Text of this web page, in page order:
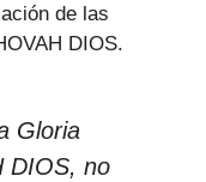
de las
DIOS.
Gloria
DIOS, no